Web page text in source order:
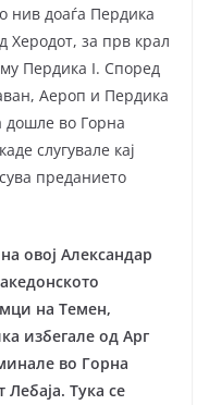
нив доаѓа Пердика
Херодот, за прв крал
Пердика I. Според
Аероп и Пердика
дошле во Горна
слугувале кај
преданието
овој Александар
на Темен,
избегале од Арг
во Горна
Тука се